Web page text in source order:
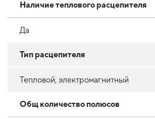
Наличие теплового расцепителя
Да
Тип расцепителя
Тепловой, электромагнитный
Общ количество полюсов